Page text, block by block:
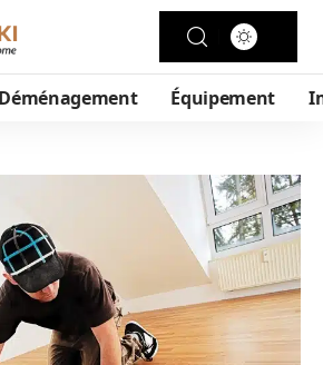
Déménagement Équipement